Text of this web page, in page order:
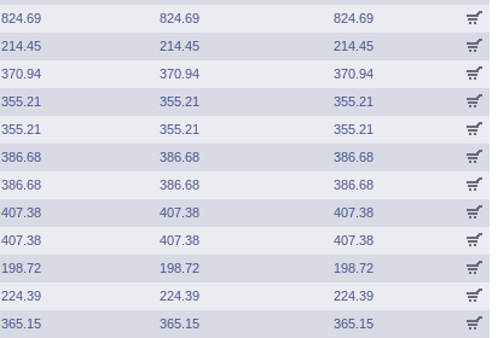
824.69 824.69
824.69
214.45 214.45
214.45
370.94 370.94
370.94
355.21 355.21
355.21
355.21 355.21
355.21
386.68 386.68
386.68
386.68 386.68
386.68
407.38 407.38
407.38
407.38 407.38
407.38
198.72 198.72
198.72
224.39 224.39
224.39
365.15 365.15
365.15